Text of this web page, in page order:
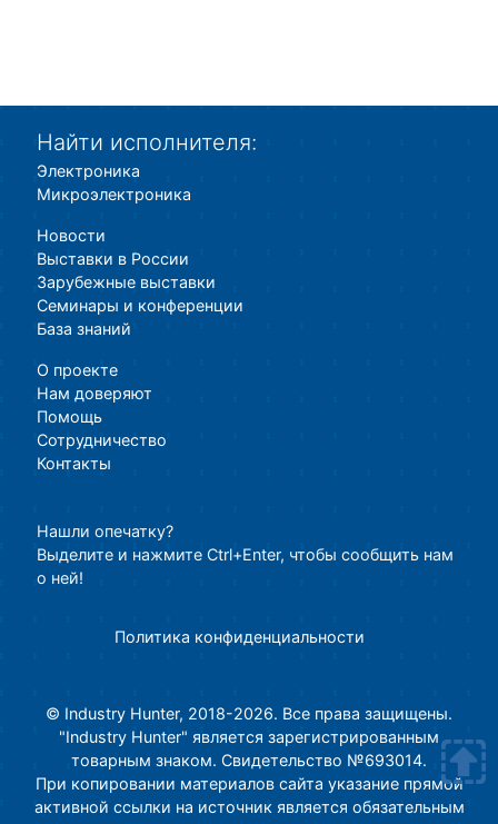
Найти исполнителя:
Электроника
Микроэлектроника
Новости
Выставки в России
Зарубежные выставки
Семинары и конференции
База знаний
О проекте
Нам доверяют
Помощь
Сотрудничество
Контакты
Нашли опечатку?
Выделите и нажмите Ctrl+Enter, чтобы сообщить нам
о ней!
Политика конфиденциальности
© Industry Hunter, 2018-2026. Все права защищены.
"Industry Hunter" является зарегистрированным
товарным знаком. Свидетельство №693014.
При копировании материалов сайта указание прямой
активной ссылки на источник является обязательным